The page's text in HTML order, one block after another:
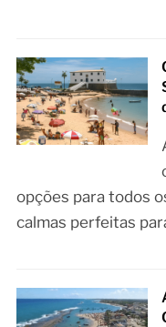
opções para todos
calmas perfeitas